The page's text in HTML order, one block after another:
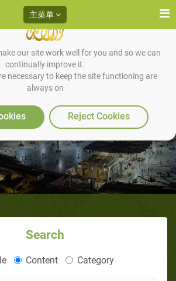
our site work well for you and so we can
continually improve it.
necessary to keep the site functioning are
always on
Reject Cookies
主菜单
徒唐纳德·W·弗洛德
（3/4）
Search
Content Category